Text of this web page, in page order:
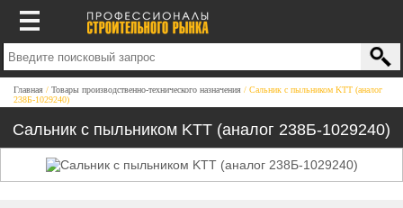
Главная Товары производственно-технического назначения
Сальник с пыльником KTT (аналог
238Б-1029240)
Сальник с пыльником KTT (аналог 238Б-1029240)